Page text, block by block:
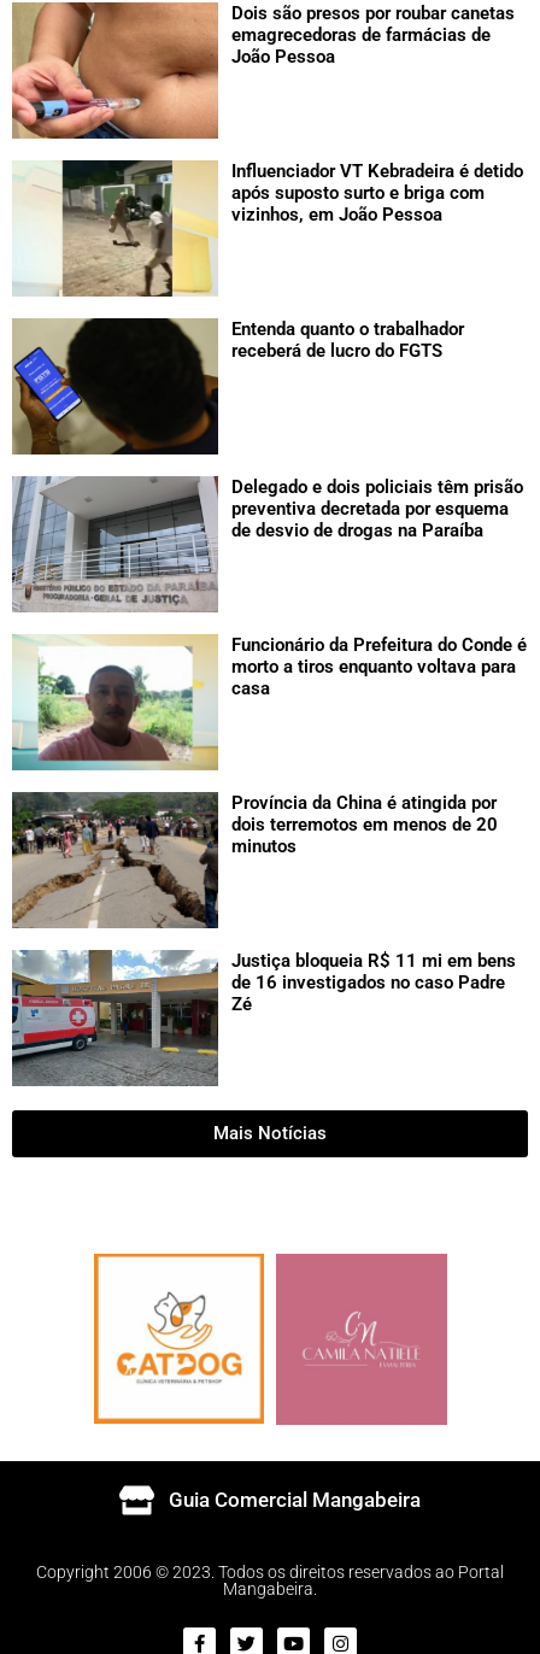
Dois são presos por roubar canetas
emagrecedoras de farmácias de
João Pessoa
Influenciador VT Kebradeira é detido
após suposto surto e briga com
vizinhos, em João Pessoa
Entenda quanto o trabalhador
receberá de lucro do FGTS
Delegado e dois policiais têm prisão
preventiva decretada por esquema
de desvio de drogas na Paraíba
Funcionário da Prefeitura do Conde é
morto a tiros enquanto voltava para
casa
Província da China é atingida por
dois terremotos em menos de 20
minutos
Justiça bloqueia R$ 11 mi em bens
de 16 investigados no caso Padre
Zé
Mais Notícias
Guia Comercial Mangabeira
Copyright 2006 © 2023. Todos os direitos reservados ao Portal
Mangabeira.